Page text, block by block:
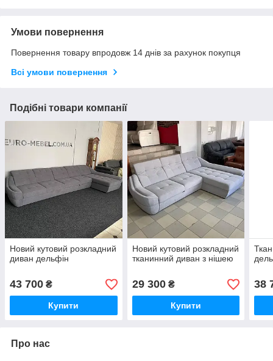
Умови повернення
Повернення товару впродовж 14 днів за рахунок покупця
Всі умови повернення
Подібні товари компанії
Новий кутовий розкладний
диван дельфін
43 700 ₴
Купити
Новий кутовий розкладний
тканинний диван з нішею
29 300₴
Купити
38
Про нас